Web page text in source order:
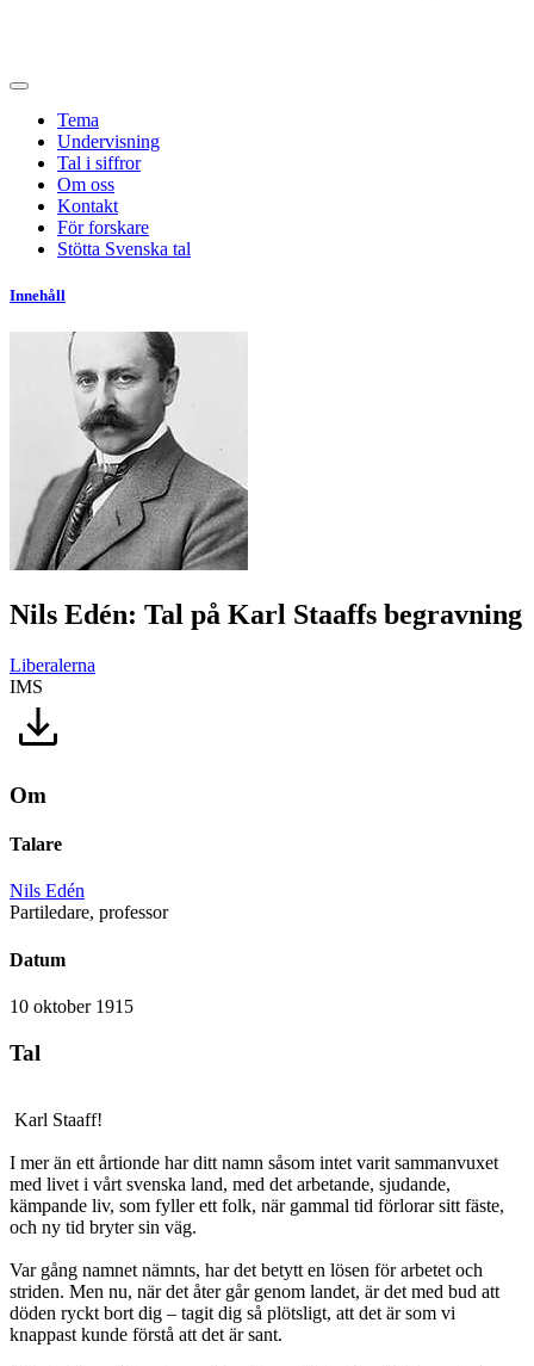
Tema
Undervisning
Tal i siffror
Om oss
Kontakt
För forskare
Stötta Svenska tal
Innehåll
Nils Edén: Tal på Karl Staaffs begravning
Liberalerna
IMS
Om
Talare
Nils Edén
Partiledare, professor
Datum
10 oktober 1915
Tal
Karl Staaff!
I mer än ett årtionde har ditt namn såsom intet varit sammanvuxet
med livet i vårt svenska land, med det arbetande, sjudande,
kämpande liv, som fyller ett folk, när gammal tid förlorar sitt fäste,
och ny tid bryter sin väg.
Var gång namnet nämnts, har det betytt en lösen för arbetet och
striden. Men nu, när det åter går genom landet, är det med bud att
döden ryckt bort dig – tagit dig så plötsligt, att det är som vi
knappast kunde förstå att det är sant.